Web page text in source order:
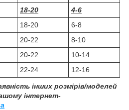
18-20
4-6
18-20
6-8
20-22
8-10
20-22
10-14
22-24 12-16
інших розмірів/моделей
інтернет-